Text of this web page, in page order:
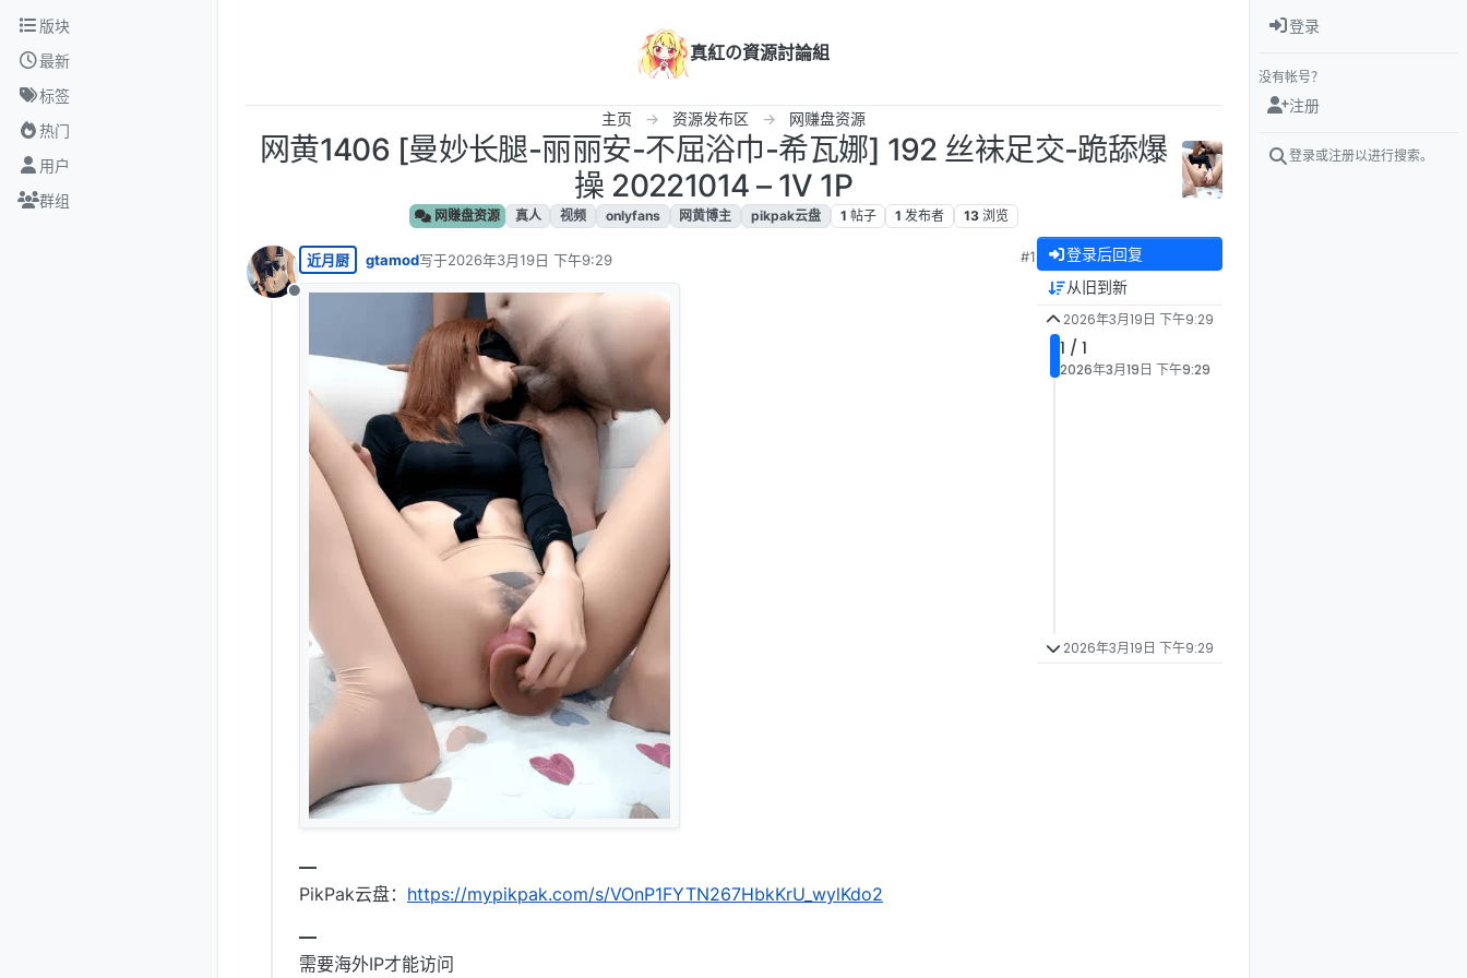
跳转至内容
版块
最新
标签
热门
用户
群组
真紅の資源討論組
主页 资源发布区 网赚盘资源
网黄1406 [曼妙长腿-丽丽安-不屈浴巾-希瓦娜] 192 丝袜足交-跪舔爆
操 20221014 – 1V 1P
网赚盘资源 真人 视频 onlyfans 网黄博主 pikpak云盘 1 帖子 1 发布者 13 浏览
离线
近月厨 gtamod写于2026年3月19日 下午9:29
最后由 编辑
#1
━
PikPak云盘： https://mypikpak.com/s/VOnP1FYTN267HbkKrU_wylKdo2
━
需要海外IP才能访问
登录后回复
从旧到新
2026年3月19日 下午9:29
1 / 1
2026年3月19日 下午9:29
2026年3月19日 下午9:29
登录
没有帐号？
注册
登录或注册以进行搜索。